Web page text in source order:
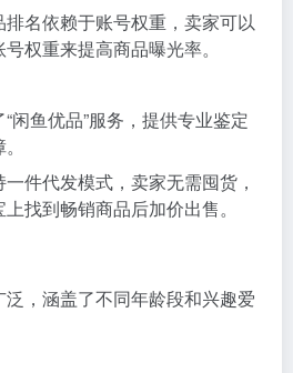
排名依赖于账号权重，卖家可以
权重来提高商品曝光率。
闲鱼优品”服务，提供专业鉴定
件代发模式，卖家无需囤货，
找到畅销商品后加价出售。
，涵盖了不同年龄段和兴趣爱